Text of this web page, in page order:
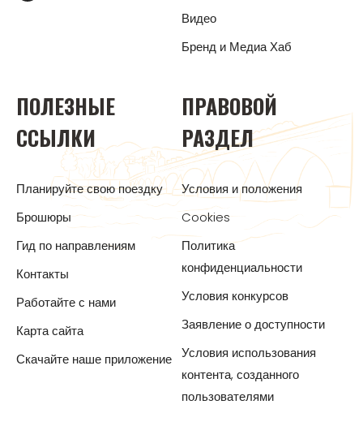
Видео
Бренд и Медиа Хаб
ПОЛЕЗНЫЕ
ССЫЛКИ
Планируйте свою поездку
Брошюры
Гид по направлениям
Контакты
Работайте с нами
Карта сайта
Скачайте наше приложение
ПРАВОВОЙ
РАЗДЕЛ
Условия и положения
Cookies
Политика
конфиденциальности
Условия конкурсов
Заявление о доступности
Условия использования
контента, созданного
пользователями